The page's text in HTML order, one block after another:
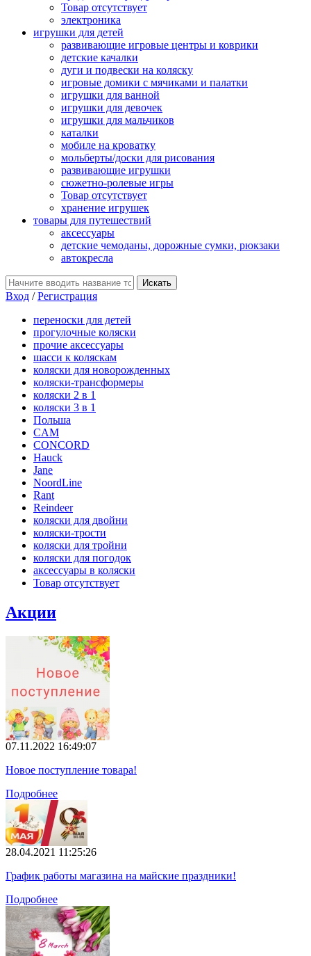
Товар отсутствует
электроника
игрушки для детей
развивающие игровые центры и коврики
детские качалки
дуги и подвески на коляску
игровые домики с мячиками и палатки
игрушки для ванной
игрушки для девочек
игрушки для мальчиков
каталки
мобиле на кроватку
мольберты/доски для рисования
развивающие игрушки
сюжетно-ролевые игры
Товар отсутствует
хранение игрушек
товары для путешествий
аксессуары
детские чемоданы, дорожные сумки, рюкзаки
автокресла
Вход /Регистрация
переноски для детей
прогулочные коляски
прочие аксессуары
шасси к коляскам
коляски для новорожденных
коляски-трансформеры
коляски 2 в 1
коляски 3 в 1
Польша
CAM
CONCORD
Hauck
Jane
NoordLine
Rant
Reindeer
коляски для двойни
коляски-трости
коляски для тройни
коляски для погодок
аксессуары в коляски
Товар отсутствует
Акции
07.11.2022 16:49:07
Новое поступление товара!
Подробнее
28.04.2021 11:25:26
График работы магазина на майские праздники!
Подробнее